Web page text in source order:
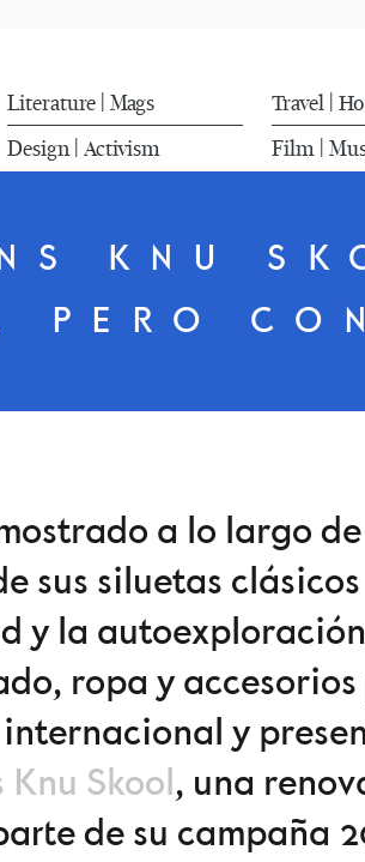
Literature Mags Travel
Design Activism Film
KNU
PERO
a lo largo
sus siluetas
y la
ropa y
y
Knu Skool, una
de su campaña